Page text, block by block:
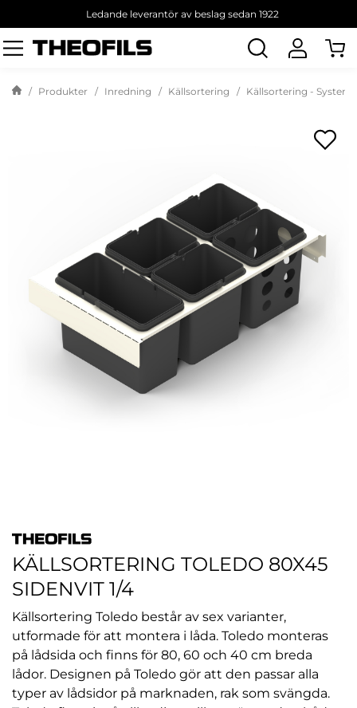
Ledande leverantör av beslag sedan 1922
Sök
produkt
Produkter Inredning Källsortering Källsortering - System
KÄLLSORTERING TOLEDO 80X45
SIDENVIT 1/4
Källsortering Toledo består av sex varianter,
utformade för att montera i låda. Toledo monteras
på lådsida och finns för 80, 60 och 40 cm breda
lådor. Designen på Toledo gör att den passar alla
typer av lådsidor på marknaden, rak som svängda.